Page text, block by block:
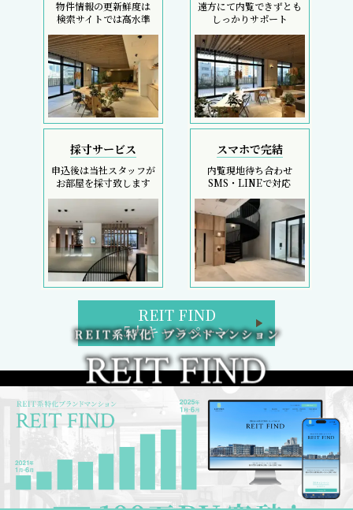
物件情報の更新鮮度は
検索サイトでは高水準
遠方にて内覧できずとも
しっかりサポート
採寸サービス
申込後は当社スタッフが
お部屋を採寸致します
スマホで完結
内覧現地待ち合わせ
SMS・LINEで対応
REIT FIND
5大キャンペーン